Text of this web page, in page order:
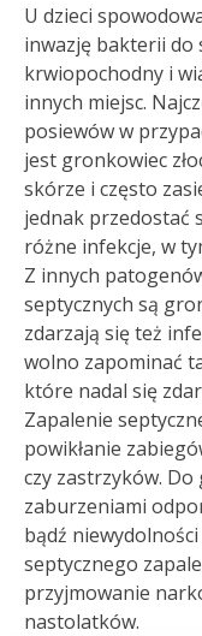
U dzieci
inwazję bakterii do
krwiopochodny i
innych miejsc.
posiewów w
jest gronkowiec
skórze i często
jednak przedostać
różne infekcje, w
Z innych
septycznych są
zdarzają się też
wolno zapominać
które nadal się
Zapalenie
powikłanie
czy zastrzyków.
zaburzeniami
bądź
septycznego
przyjmowanie
nastolatków.